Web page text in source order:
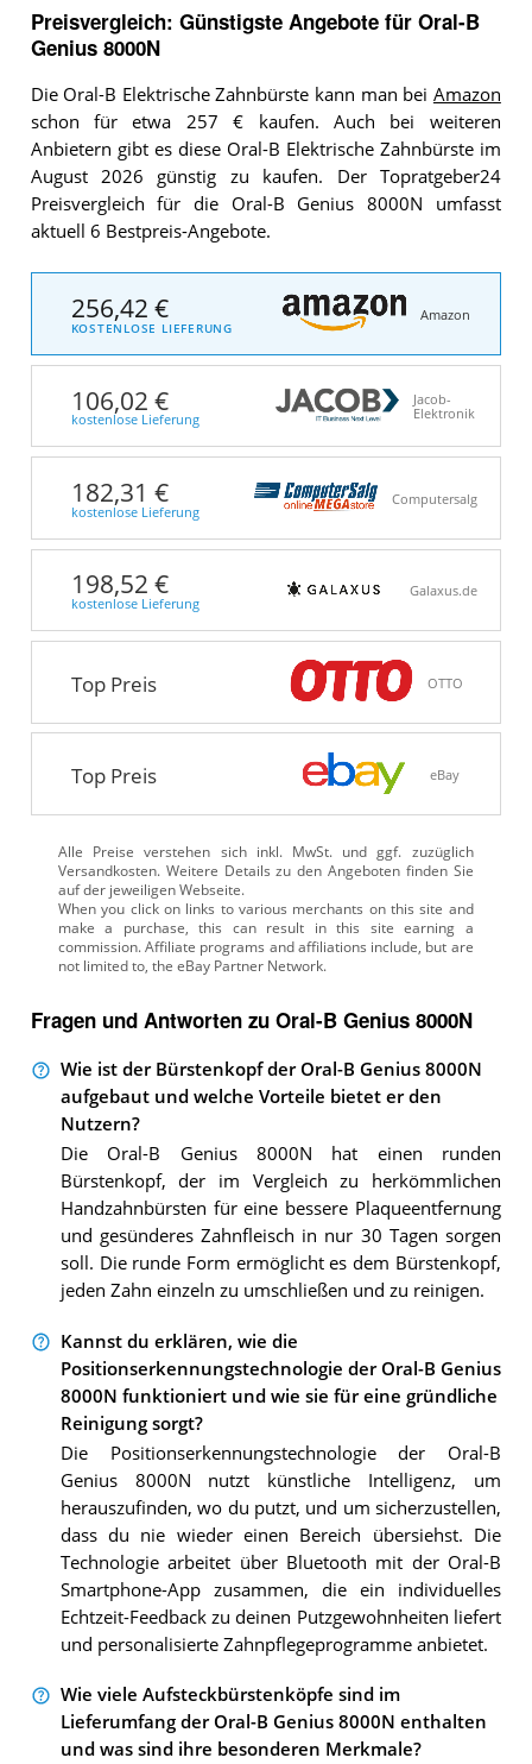
Preisvergleich: Günstigste Angebote für Oral-B
Genius 8000N
Die Oral-B Elektrische Zahnbürste kann man bei Amazon
schon für etwa 257 € kaufen. Auch bei weiteren
Anbietern gibt es diese Oral-B Elektrische Zahnbürste im
August 2026 günstig zu kaufen. Der Topratgeber24
Preisvergleich für die Oral-B Genius 8000N umfasst
aktuell 6 Bestpreis-Angebote.
256,42 €
KOSTENLOSE LIEFERUNG
Amazon
106,02 €
kostenlose Lieferung
Jacob-
Elektronik
182,31 €
kostenlose Lieferung
Computersalg
198,52 €
kostenlose Lieferung
Galaxus.de
Top Preis OTTO
Top Preis eBay
Alle Preise verstehen sich inkl. MwSt. und ggf. zuzüglich
Versandkosten. Weitere Details zu den Angeboten finden Sie
auf der jeweiligen Webseite.
Fragen und Antworten zu Oral-B Genius 8000N
Wie ist der Bürstenkopf der Oral-B Genius 8000N
aufgebaut und welche Vorteile bietet er den
Nutzern?
Die Oral-B Genius 8000N hat einen runden
Bürstenkopf, der im Vergleich zu herkömmlichen
Handzahnbürsten für eine bessere Plaqueentfernung
und gesünderes Zahnfleisch in nur 30 Tagen sorgen
soll. Die runde Form ermöglicht es dem Bürstenkopf,
jeden Zahn einzeln zu umschließen und zu reinigen.
Kannst du erklären, wie die
Positionserkennungstechnologie der Oral-B Genius
8000N funktioniert und wie sie für eine gründliche
Reinigung sorgt?
Die Positionserkennungstechnologie der Oral-B
Genius 8000N nutzt künstliche Intelligenz, um
herauszufinden, wo du putzt, und um sicherzustellen,
dass du nie wieder einen Bereich übersiehst. Die
Technologie arbeitet über Bluetooth mit der Oral-B
Smartphone-App zusammen, die ein individuelles
Echtzeit-Feedback zu deinen Putzgewohnheiten liefert
und personalisierte Zahnpflegeprogramme anbietet.
Wie viele Aufsteckbürstenköpfe sind im
Lieferumfang der Oral-B Genius 8000N enthalten
und was sind ihre besonderen Merkmale?